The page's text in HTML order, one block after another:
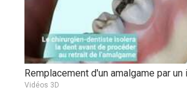
Remplacement d'un amalgame par un
Vidéos 3D